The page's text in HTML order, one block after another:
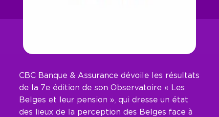
CBC Banque & Assurance dévoile les résultats
de la 7e édition de son Observatoire « Les
Belges et leur pension », qui dresse un état
des lieux de la perception des Belges face à